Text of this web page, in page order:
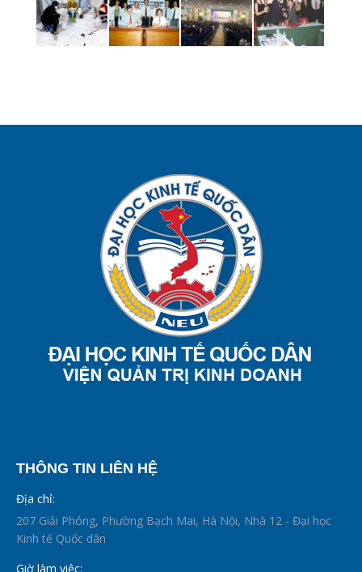
THÔNG TIN LIÊN HỆ
Địa chỉ:
207 Giải Phóng, Phường Bạch Mai, Hà Nội, Nhà 12 - Đại học
Kinh tế Quốc dân
Giờ làm việc: